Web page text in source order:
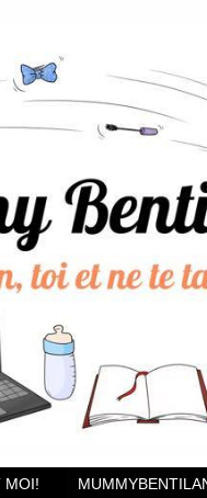
MOI!